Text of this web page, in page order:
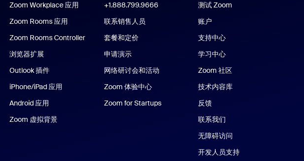
Zoom Workplace 应用 Zoom Workplace 应用
Zoom Rooms 应用 Zoom Rooms 应用
Zoom Rooms Controller
浏览器扩展
Outlook 插件
iPhone/iPad 应用 iPhone/iPad 应用
Android 应用
Zoom 虚拟背景
+1.888.799.9666
联系销售人员
套餐和定价
申请演示
网络研讨会和活动
Zoom 体验中心Zoom 体验中心
Zoom for StartupsZoom for Startups
测试 Zoom
账户
支持中心
学习中心
Zoom 社区
技术内容库
反馈
联系我们
无障碍访问
开发人员支持